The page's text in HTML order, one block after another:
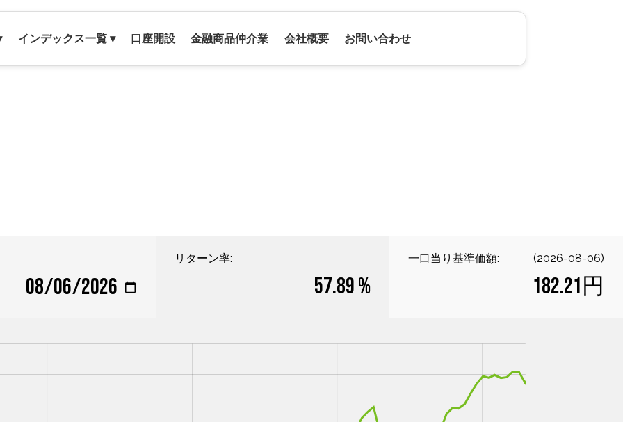
インデックス一覧 ▾ 口座開設 金融商品仲介業 会社概要 お問い合わせ
リターン率:
57.89 %
一口当り基準価額: (2026-08-06)
182.21円